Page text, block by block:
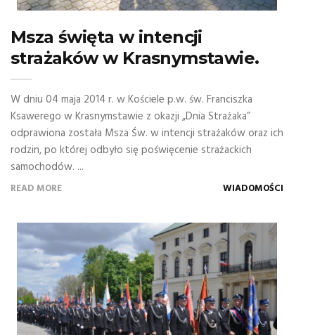
Msza święta w intencji
strażaków w Krasnymstawie.
W dniu 04 maja 2014 r. w Kościele p.w. św. Franciszka
Ksawerego w Krasnymstawie z okazji „Dnia Strażaka”
odprawiona została Msza Św. w intencji strażaków oraz ich
rodzin, po której odbyło się poświęcenie strażackich
samochodów. ...
READ MORE WIADOMOŚCI